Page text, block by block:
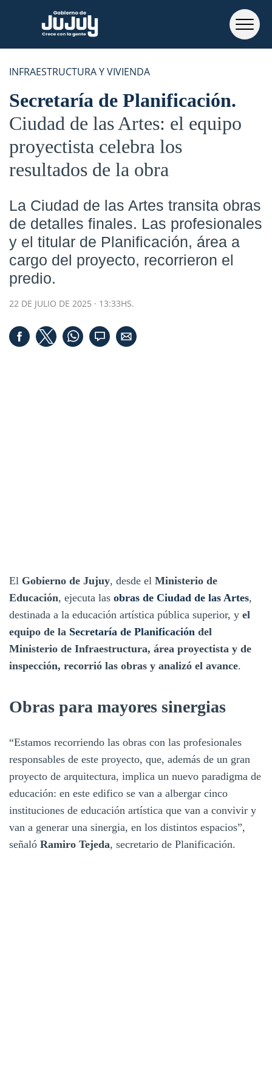
INFRAESTRUCTURA Y VIVIENDA
Secretaría de Planificación
Ciudad de las Artes: el equipo
proyectista celebra los
resultados de la obra
La Ciudad de las Artes transita obras
de detalles finales. Las profesionales
y el titular de Planificación, área a
cargo del proyecto, recorrieron el
predio.
22 DE JULIO DE 2025 · 13:33HS.
El Gobierno de Jujuy, desde el Ministerio de
Educación, ejecuta las obras de Ciudad de las Artes,
destinada a la educación artística pública superior, y el
equipo de la Secretaría de Planificación del
Ministerio de Infraestructura, área proyectista y de
inspección, recorrió las obras y analizó el avance.
Obras para mayores sinergias
“Estamos recorriendo las obras con las profesionales
responsables de este proyecto, que, además de un gran
proyecto de arquitectura, implica un nuevo paradigma de
educación: en este edifico se van a albergar cinco
instituciones de educación artística que van a convivir y
van a generar una sinergia, en los distintos espacios”,
señaló Ramiro Tejeda, secretario de Planificación.